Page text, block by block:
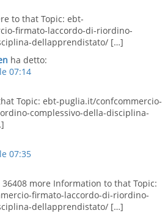
to that Topic: ebt-
firmato-laccordo-di-riordino-
dellapprendistato/ […]
ha detto:
07:14
Topic: ebt-puglia.it/confcommercio-
complessivo-della-disciplina-
07:35
more Information to that Topic:
firmato-laccordo-di-riordino-
dellapprendistato/ […]